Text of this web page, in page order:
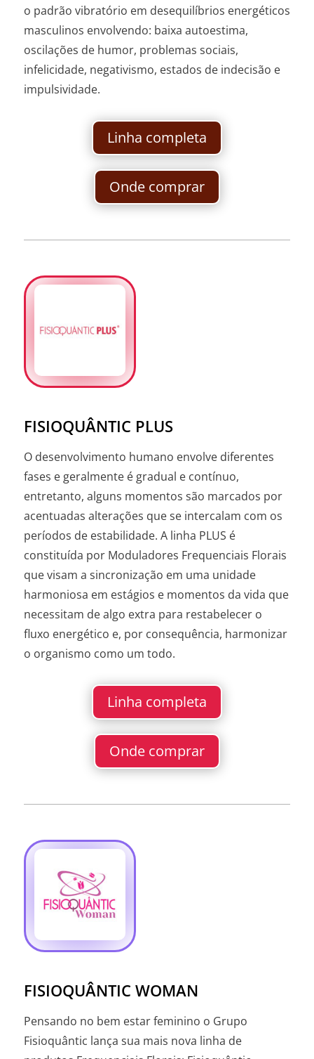
o padrão vibratório em desequilíbrios energéticos
masculinos envolvendo: baixa autoestima,
oscilações de humor, problemas sociais,
infelicidade, negativismo, estados de indecisão e
impulsividade.
Linha completa
Onde comprar
FISIOQUÂNTIC PLUS
O desenvolvimento humano envolve diferentes
fases e geralmente é gradual e contínuo,
entretanto, alguns momentos são marcados por
acentuadas alterações que se intercalam com os
períodos de estabilidade. A linha PLUS é
constituída por Moduladores Frequenciais Florais
que visam a sincronização em uma unidade
harmoniosa em estágios e momentos da vida que
necessitam de algo extra para restabelecer o
fluxo energético e, por consequência, harmonizar
o organismo como um todo.
Linha completa
Onde comprar
FISIOQUÂNTIC WOMAN
Pensando no bem estar feminino o Grupo
Fisioquântic lança sua mais nova linha de